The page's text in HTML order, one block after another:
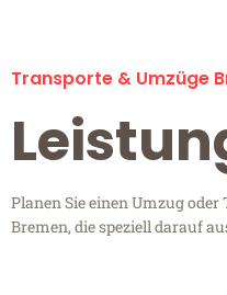
Transporte & Umzüge
Planen Sie einen Umzug
Bremen, die speziell darauf